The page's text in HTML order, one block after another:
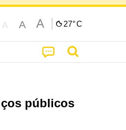
A A A 27°C
públicos